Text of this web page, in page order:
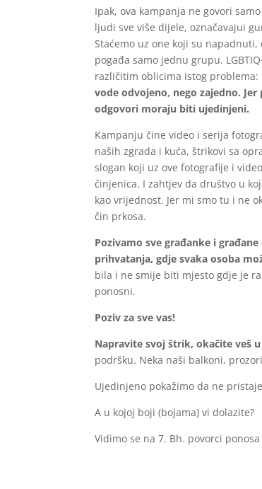
Ipak, ova kampanja ne govori
ljudi sve više dijele, označavajui
Staćemo uz one koji su napadnuti,
pogađa samo jednu grupu.
različitim oblicima istog
vode odvojeno, nego zajedno.
odgovori moraju biti ujedinjeni.
Kampanju čine video i serija
naših zgrada i kuća, štrikovi sa
slogan koji uz ove fotografije i
činjenica. I zahtjev da društvo u
kao vrijednost. Jer mi smo tu i ne
čin prkosa.
Pozivamo sve građanke i
prihvatanja, gdje svaka osoba
bila i ne smije biti mjesto gdje je
ponosni.
Poziv za sve vas!
Napravite svoj štrik, okačite veš
podršku. Neka naši balkoni,
Ujedinjeno pokažimo da ne
A u kojoj boji (bojama) vi dolazite?
Vidimo se na 7. Bh. povorci